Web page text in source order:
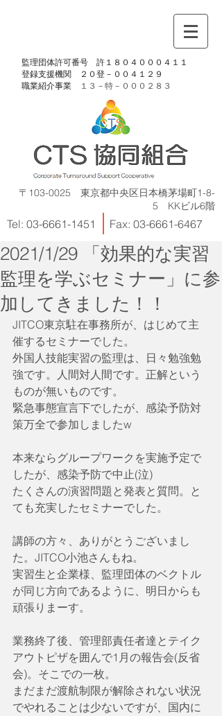
​監理団体許可番号 許１８０４０００４１１
​登録支援機関 ２０登－００４１２９
​職業紹介事業
１３－特－ ０００２８３
〒103-0025 東京都中央区日本橋茅場町1-8-
5 KKビル6階
Tel: 03-6661-1451 Fax: 03-6661-6467
2021/1/29 「効果的な実習
監理を学ぶセミナー」に参
加してきました！！
JITCO東京駐在事務所が、はじめて主
催するセミナーでした。
外国人技能実習の監理は、日々勉強勉
強です。人間対人間です。正解という
ものが無いものです。
緊急事態宣言下でしたが、感染予防対
策万全で参加しましたw
本来ならグループワークを実施予定で
したが、感染予防で中止(泣)
たくさんの演習問題と発表と質問。と
ても充実したセミナーでした。
講師の方々、ありがとうございまし
た。JITCO小池さんもね。
実習生と企業様、監理団体のベクトル
が同じ方向であるように、明日からも
頑張りまーす。
業務終了後、管理部責任者達とテイク
アウトピザを囲んで1月の報告会(反省
会)。そこでの一枚。
まだまだ渡航制限が解除されない状況
でやれることは少ないですが、国内に